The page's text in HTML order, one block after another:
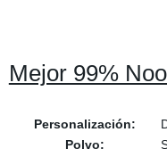
Mejor 99%
Personalización:
Polvo: